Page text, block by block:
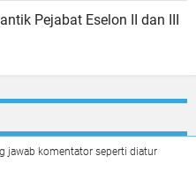
Pejabat Eselon II dan III
jawab komentator seperti diatur